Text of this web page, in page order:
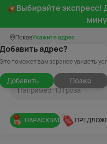
Выбирайте экспресс!
ПсковУкажите адрес
адрес?
поможет вам заранее увидеть
Добавить Позже
НАРАСХВАТ